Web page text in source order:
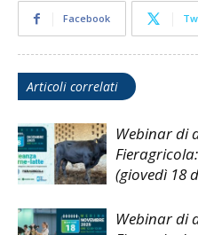
Facebook
Articoli correlati
Webinar di
(giovedì 18
Webinar di